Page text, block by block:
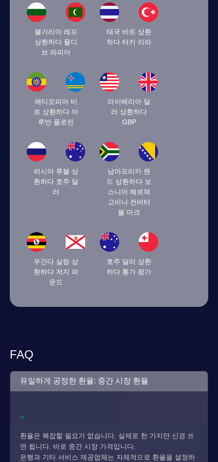
불가리아 레프
상환하다 몰디
브 라피아
태국 바트 상환
하다 터키 리라
에티오피아 비
르 상환하다 아
루반 플로린
라이베리아 달
러 상환하다
GBP
러시아 루블 상
환하다 호주 달
러
남아프리카 랜
드 상환하다 보
스니아 헤르체
고비나 컨버터
블 마크
우간다 실링 상
환하다 저지 파
운드
호주 달러 상환
하다 통가 팡가
FAQ
유일하게 공정한 환율: 중간 시장 환율
환율은 복잡할 필요가 없습니다. 실제로 한 가지만 신경 쓰
면 됩니다. 바로 중간 시장 가격입니다.
은행과 기타 서비스 제공업체는 자체적으로 환율을 설정하